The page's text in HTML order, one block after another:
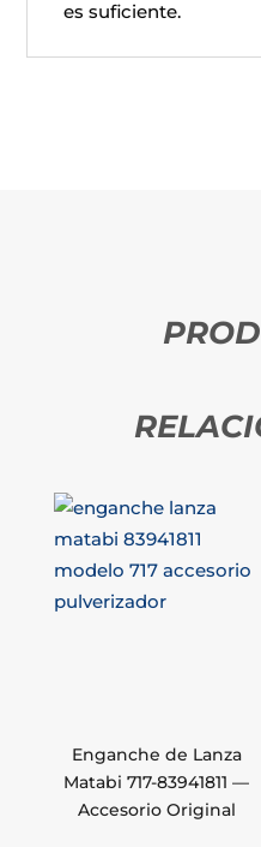
es suficiente.
Enganche de Lanza
Matabi 717-83941811 —
Accesorio Original